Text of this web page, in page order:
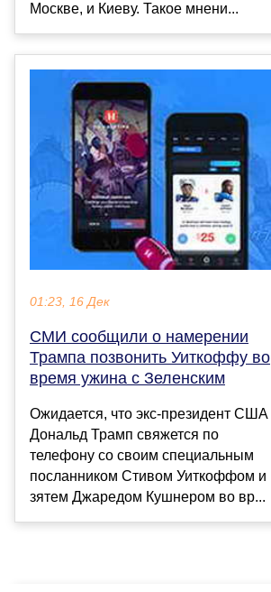
Москве, и Киеву. Такое мнени...
01:23, 16 Дек
СМИ сообщили о намерении
Трампа позвонить Уиткоффу во
время ужина с Зеленским
Ожидается, что экс-президент США
Дональд Трамп свяжется по
телефону со своим специальным
посланником Стивом Уиткоффом и
зятем Джаредом Кушнером во вр...